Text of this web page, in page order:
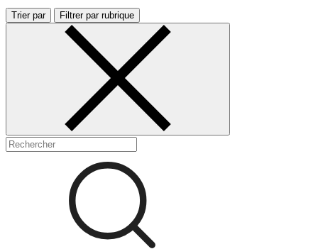
Trier par Filtrer par rubrique